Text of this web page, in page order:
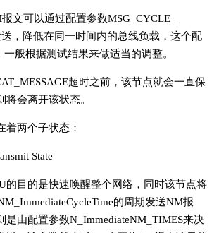
文可以通过配置参数MSG_CYCLE_
送，降低在同一时间内的总线负载，这个配
般根据测试结果来做适当的调整。
超时之前，该节点就会一直保
会离开该状态。
着两个子状态：
State
的目的是快速唤醒整个网络，同时该节点将
的周期发送NM报
是由配置参数N_ImmediateNM_TIMES来决